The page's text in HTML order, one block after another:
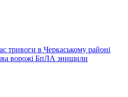
тривоги в Черкаському районі
ворожі БпЛА знищили